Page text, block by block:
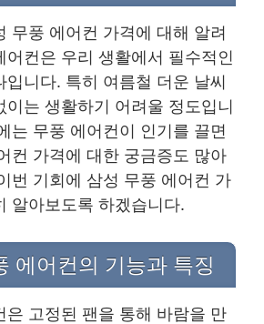
무풍 에어컨 가격에 대해 알려
어컨은 우리 생활에서 필수적인
입니다. 특히 여름철 더운 날씨
이는 생활하기 어려울 정도입니
는 무풍 에어컨이 인기를 끌면
컨 가격에 대한 궁금증도 많아
번 기회에 삼성 무풍 에어컨 가
알아보도록 하겠습니다.
에어컨의 기능과 특징
은 고정된 팬을 통해 바람을 만